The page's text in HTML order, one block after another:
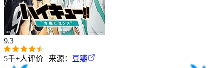
9.3
5千+人评价 | 来源： 豆瓣